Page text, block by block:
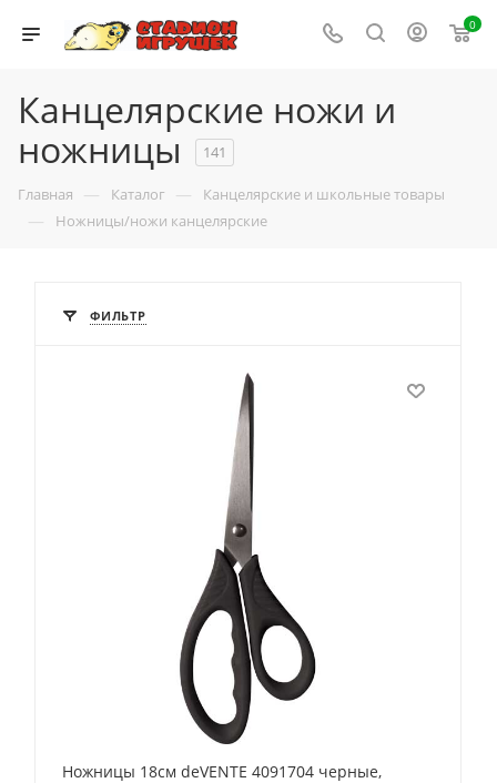
0
Канцелярские ножи и
ножницы
141
Главная — Каталог — Канцелярские и школьные товары
— Ножницы/ножи канцелярские
ФИЛЬТР
Ножницы 18см deVENTE 4091704 черные,